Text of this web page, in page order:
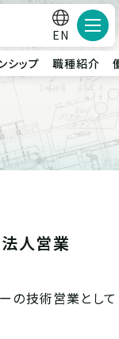
EN メニ
シップ 職種紹介
人営業
ーの技術営業として